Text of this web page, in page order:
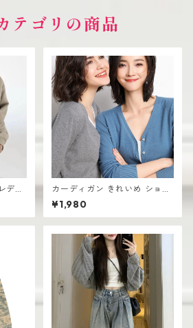
テゴリの商品
おし
カーディガン きれいめ ショー
ト丈 レディース 羽織り 軽量
無地デザイン ニット
¥1,980